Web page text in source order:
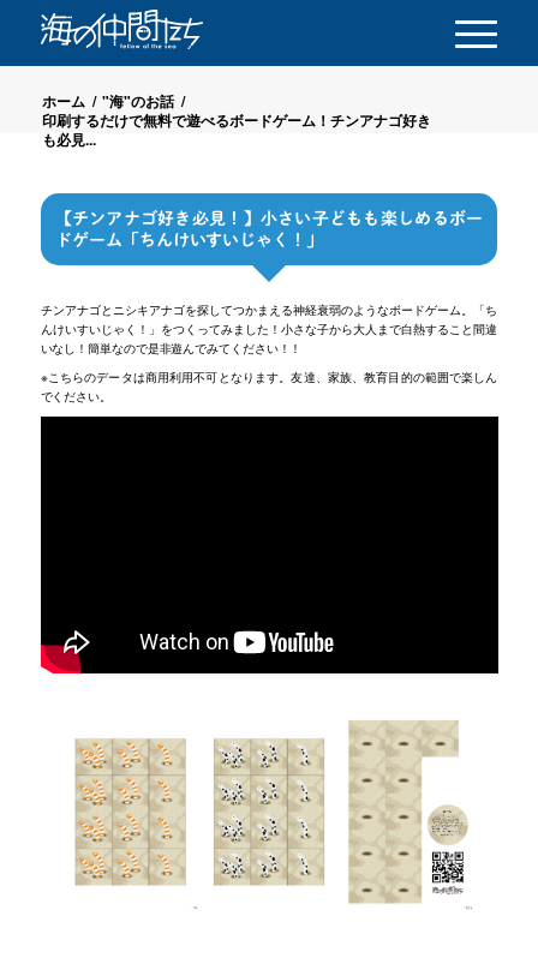
ホーム / "海"のお話 /
印刷するだけで無料で遊べるボードゲーム！チンアナゴ好き
も必見...
【チンアナゴ好き必見！】小さい子どもも楽しめるボー
ドゲーム「ちんけいすいじゃく！」
チンアナゴとニシキアナゴを探してつかまえる神経衰弱のようなボードゲーム。「ち
んけいすいじゃく！」をつくってみました！小さな子から大人まで白熱すること間違
いなし！簡単なので是非遊んでみてください！！
※こちらのデータは商用利用不可となります。友達、家族、教育目的の範囲で楽しん
でください。